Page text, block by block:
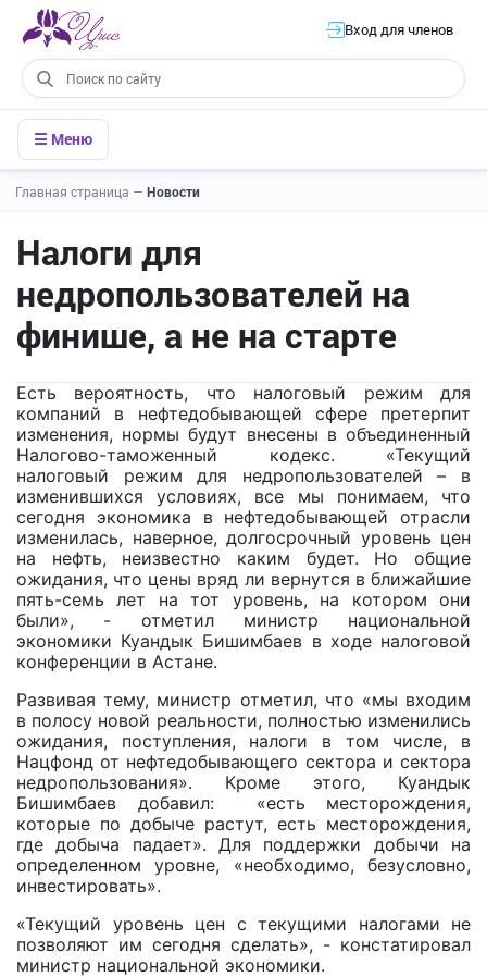
Вход для членов
☰ Меню
Главная страница — Новости
Налоги для
недропользователей на
финише, а не на старте
Есть вероятность, что налоговый режим для
компаний в нефтедобывающей сфере претерпит
изменения, нормы будут внесены в объединенный
Налогово-таможенный кодекс. «Текущий
налоговый режим для недропользователей – в
изменившихся условиях, все мы понимаем, что
сегодня экономика в нефтедобывающей отрасли
изменилась, наверное, долгосрочный уровень цен
на нефть, неизвестно каким будет. Но общие
ожидания, что цены вряд ли вернутся в ближайшие
пять-семь лет на тот уровень, на котором они
были», - отметил министр национальной
экономики Куандык Бишимбаев в ходе налоговой
конференции в Астане.
Развивая тему, министр отметил, что «мы входим
в полосу новой реальности, полностью изменились
ожидания, поступления, налоги в том числе, в
Нацфонд от нефтедобывающего сектора и сектора
недропользования». Кроме этого, Куандык
Бишимбаев добавил: «есть месторождения,
которые по добыче растут, есть месторождения,
где добыча падает». Для поддержки добычи на
определенном уровне, «необходимо, безусловно,
инвестировать».
«Текущий уровень цен с текущими налогами не
позволяют им сегодня сделать», - констатировал
министр национальной экономики.